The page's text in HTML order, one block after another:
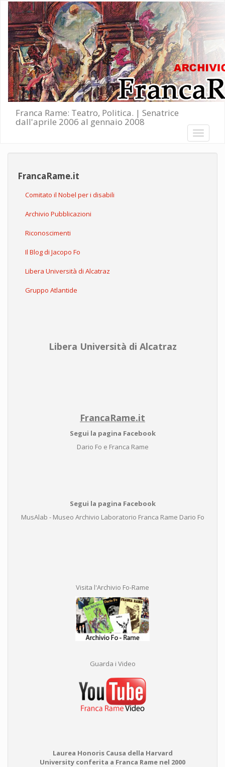
Salta al contenuto principale
Franca Rame: Teatro, Politica. | Senatrice
dall'aprile 2006 al gennaio 2008
Toggle
FrancaRame.it
Comitato il Nobel per i disabili
Archivio Pubblicazioni
Riconoscimenti
Il Blog di Jacopo Fo
Libera Università di Alcatraz
Gruppo Atlantide
Libera Università di Alcatraz
FrancaRame.it
Segui la pagina Facebook
Dario Fo e Franca Rame
Segui la pagina Facebook
MusAlab - Museo Archivio Laboratorio Franca Rame Dario Fo
Visita l'Archivio Fo-Rame
Guarda i Video
Laurea Honoris Causa della Harvard
University conferita a Franca Rame nel 2000